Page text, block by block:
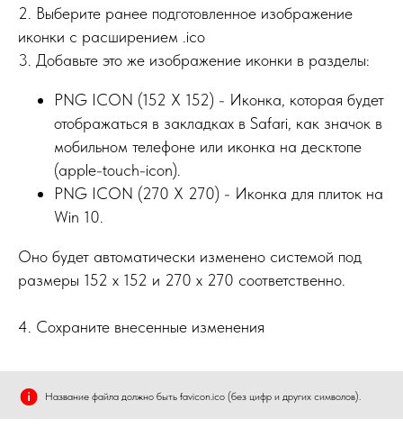
2. Выберите ранее подготовленное изображение
иконки с расширением .ico
3. Добавьте это же изображение иконки в разделы:
PNG ICON (152 X 152) - Иконка, которая будет
отображаться в закладках в Safari, как значок в
мобильном телефоне или иконка на десктопе
(apple-touch-icon).
PNG ICON (270 X 270) - Иконка для плиток на
Win 10.
Оно будет автоматически изменено системой под
размеры 152 х 152 и 270 х 270 соответственно.
4. Сохраните внесенные изменения
Название файла должно быть favicon.ico (без цифр и других символов).